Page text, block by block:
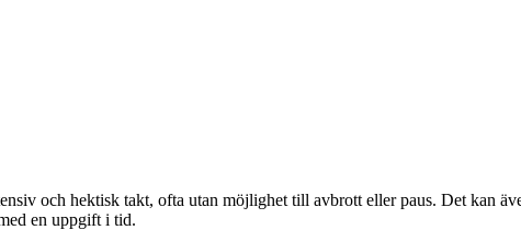
och hektisk takt, ofta utan möjlighet till avbrott eller paus. Det kan
en uppgift i tid.